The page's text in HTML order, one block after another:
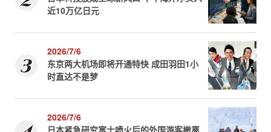
近10万亿日元
2026/7/6
东京两大机场即将开通特快 成田羽田1小
时直达不是梦
2026/7/6